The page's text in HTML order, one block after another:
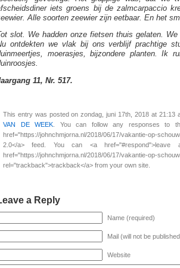
iets groens bij de zalmcarpaccio
Alle soorten zeewier zijn eetbaar. En het
slot. We hadden onze fietsen thuis gelaten. We
ontdekten we vlak bij ons verblijf prachtige
moerasjes, bijzondere planten. Ik
11, Nr. 517.
This entry was posted on zondag, juni 17th, 2018 at 21:13
VAN DE WEEK . You can follow any responses to
href="https://johnchmjorna.nl/2018/06/17/vakantie-op-
2.0</a> feed. You can <a
href="https://johnchmjorna.nl/2018/06/17/vakantie-op-
rel="trackback">trackback</a> from your own site.
a Reply
Name (required)
Mail (will not be
Website